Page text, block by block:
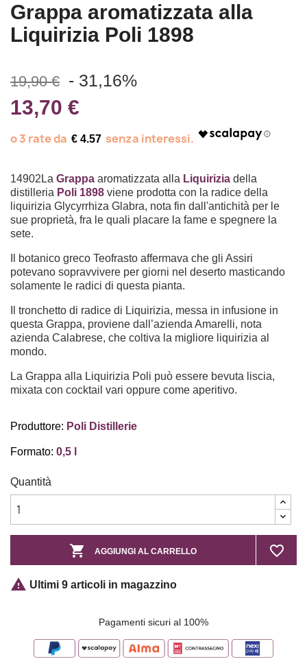
Grappa aromatizzata alla
Liquirizia Poli 1898
19,90 € - 31,16%
13,70 €
€ 4.57
14902La Grappa aromatizzata alla Liquirizia della
distilleria Poli 1898 viene prodotta con la radice della
liquirizia Glycyrrhiza Glabra, nota fin dall'antichità per le
sue proprietà, fra le quali placare la fame e spegnere la
sete.
Il botanico greco Teofrasto affermava che gli Assiri
potevano sopravvivere per giorni nel deserto masticando
solamente le radici di questa pianta.
Il tronchetto di radice di Liquirizia, messa in infusione in
questa Grappa, proviene dall’azienda Amarelli, nota
azienda Calabrese, che coltiva la migliore liquirizia al
mondo.
La Grappa alla Liquirizia Poli può essere bevuta liscia,
mixata con cocktail vari oppure come aperitivo.
Produttore: Poli Distillerie
Formato: 0,5 l
Quantità
 AGGIUNGI AL CARRELLO favorite_border
 Ultimi 9 articoli in magazzino
Pagamenti sicuri al 100%